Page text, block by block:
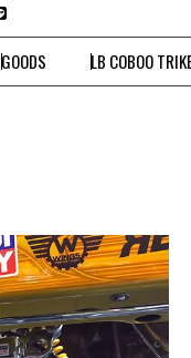
GOODS LB COBOO